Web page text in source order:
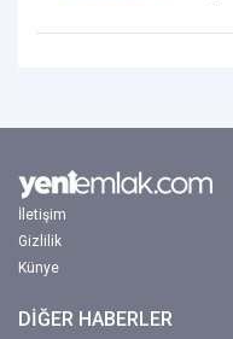
İletişim
Gizlilik
Künye
DİĞER HABERLER